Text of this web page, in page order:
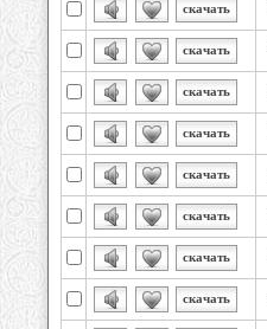
скачать
скачать
скачать
скачать
скачать
скачать
скачать
скачать